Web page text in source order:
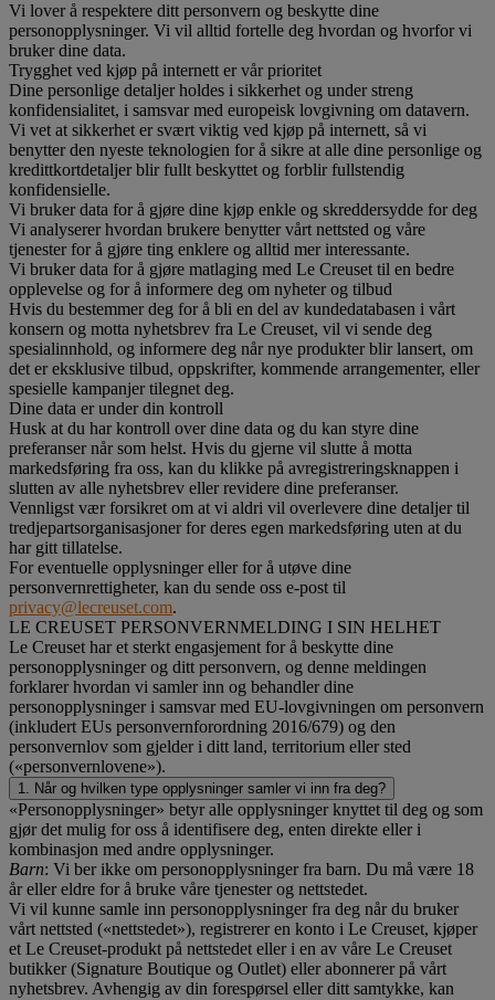
Vi lover å respektere ditt personvern og beskytte dine
personopplysninger. Vi vil alltid fortelle deg hvordan og hvorfor vi
bruker dine data.
Trygghet ved kjøp på internett er vår prioritet
Dine personlige detaljer holdes i sikkerhet og under streng
konfidensialitet, i samsvar med europeisk lovgivning om datavern.
Vi vet at sikkerhet er svært viktig ved kjøp på internett, så vi
benytter den nyeste teknologien for å sikre at alle dine personlige og
kredittkortdetaljer blir fullt beskyttet og forblir fullstendig
konfidensielle.
Vi bruker data for å gjøre dine kjøp enkle og skreddersydde for deg
Vi analyserer hvordan brukere benytter vårt nettsted og våre
tjenester for å gjøre ting enklere og alltid mer interessante.
Vi bruker data for å gjøre matlaging med Le Creuset til en bedre
opplevelse og for å informere deg om nyheter og tilbud
Hvis du bestemmer deg for å bli en del av kundedatabasen i vårt
konsern og motta nyhetsbrev fra Le Creuset, vil vi sende deg
spesialinnhold, og informere deg når nye produkter blir lansert, om
det er eksklusive tilbud, oppskrifter, kommende arrangementer, eller
spesielle kampanjer tilegnet deg.
Dine data er under din kontroll
Husk at du har kontroll over dine data og du kan styre dine
preferanser når som helst. Hvis du gjerne vil slutte å motta
markedsføring fra oss, kan du klikke på avregistreringsknappen i
slutten av alle nyhetsbrev eller revidere dine preferanser.
Vennligst vær forsikret om at vi aldri vil overlevere dine detaljer til
tredjepartsorganisasjoner for deres egen markedsføring uten at du
har gitt tillatelse.
For eventuelle opplysninger eller for å utøve dine
personvernrettigheter, kan du sende oss e-post til
privacy@lecreuset.com.
LE CREUSET PERSONVERNMELDING I SIN HELHET
Le Creuset har et sterkt engasjement for å beskytte dine
personopplysninger og ditt personvern, og denne meldingen
forklarer hvordan vi samler inn og behandler dine
personopplysninger i samsvar med EU-lovgivningen om personvern
(inkludert EUs personvernforordning 2016/679) og den
personvernlov som gjelder i ditt land, territorium eller sted
(«personvernlovene»).
1. Når og hvilken type opplysninger samler vi inn fra deg?
«Personopplysninger» betyr alle opplysninger knyttet til deg og som
gjør det mulig for oss å identifisere deg, enten direkte eller i
kombinasjon med andre opplysninger.
Barn: Vi ber ikke om personopplysninger fra barn. Du må være 18
år eller eldre for å bruke våre tjenester og nettstedet.
Vi vil kunne samle inn personopplysninger fra deg når du bruker
vårt nettsted («nettstedet»), registrerer en konto i Le Creuset, kjøper
et Le Creuset-produkt på nettstedet eller i en av våre Le Creuset
butikker (Signature Boutique og Outlet) eller abonnerer på vårt
nyhetsbrev. Avhengig av din forespørsel eller ditt samtykke, kan